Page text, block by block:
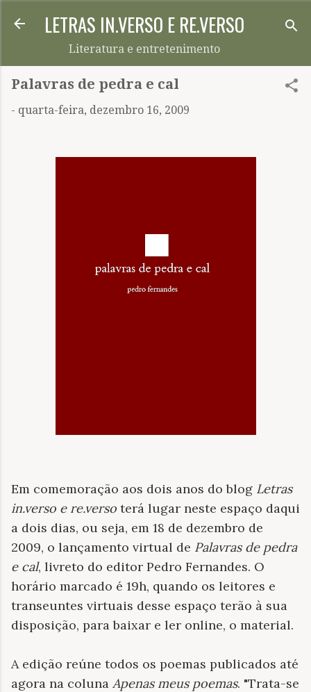
Pular para o conteúdo principal
LETRAS IN.VERSO E RE.VERSO
Literatura e entretenimento
Palavras de pedra e cal
- quarta-feira, dezembro 16, 2009
Em comemoração aos dois anos do blog Letras
in.verso e re.verso terá lugar neste espaço daqui
a dois dias, ou seja, em 18 de dezembro de
2009, o lançamento virtual de Palavras de pedra
e cal, livreto do editor Pedro Fernandes. O
horário marcado é 19h, quando os leitores e
transeuntes virtuais desse espaço terão à sua
disposição, para baixar e ler online, o material.
A edição reúne todos os poemas publicados até
agora na coluna Apenas meus poemas. "Trata-se